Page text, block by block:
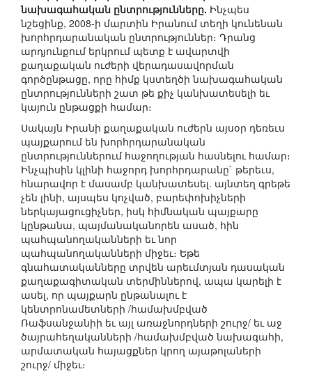
նախագահական ընտրությունները. Ինչպես
նշեցինք, 2008-ի մարտին Իրանում տեղի կունենան
խորհրդարանական ընտրություններ։ Դրանց
արդյունքում երկրում պետք է ավարտվի
քաղաքական ուժերի վերադասավորման
գործընթացը, որը հիմք կստեղծի նախագահական
ընտրությունների շատ թե քիչ կանխատեսելի եւ
կայուն ընթացքի համար։
Սակայն Իրանի քաղաքական ուժերն այսօր դեռեւս
պայքարում են խորհրդարանական
ընտրություններում հաջողության հասնելու համար։
Ինչպիսին կլինի հաջորդ խորհրդարանը` թերեւս,
հնարավոր է մասամբ կանխատեսել. այնտեղ գրեթե
չեն լինի, այսպես կոչված, բարեփոխիչների
ներկայացուցիչներ, իսկ հիմնական պայքարը
կընթանա, պայմանականորեն ասած, հին
պահպանողականների եւ նոր
պահպանողականների միջեւ։ Եթե
գնահատականները տրվեն արեւմտյան դասական
քաղաքագիտական տերմիններով, ապա կարելի է
ասել, որ պայքարն ընթանալու է
կենտրոնամետների /համախմբված
Ռաֆսանջանիի եւ այլ առաջնորդների շուրջ/ եւ աջ
ծայրահեղականների /համախմբված նախագահի,
արմատական հայացքներ կրող այաթոլաների
շուրջ/ միջեւ։